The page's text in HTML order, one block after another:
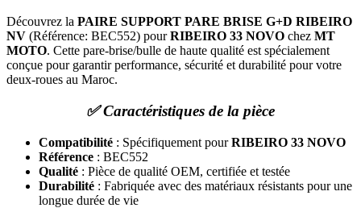
Découvrez la PAIRE SUPPORT PARE BRISE G+D RIBEIRO
NV (Référence: BEC552) pourRIBEIRO 33 NOVO chez MT
MOTO. Cette pare-brise/bulle de haute qualité est spécialement
conçue pour garantir performance, sécurité et durabilité pour votre
deux-roues au Maroc.
✅ Caractéristiques de la pièce
Compatibilité : Spécifiquement pourRIBEIRO 33 NOVO
Référence : BEC552
Qualité : Pièce de qualité OEM, certifiée et testée
Durabilité : Fabriquée avec des matériaux résistants pour une
longue durée de vie